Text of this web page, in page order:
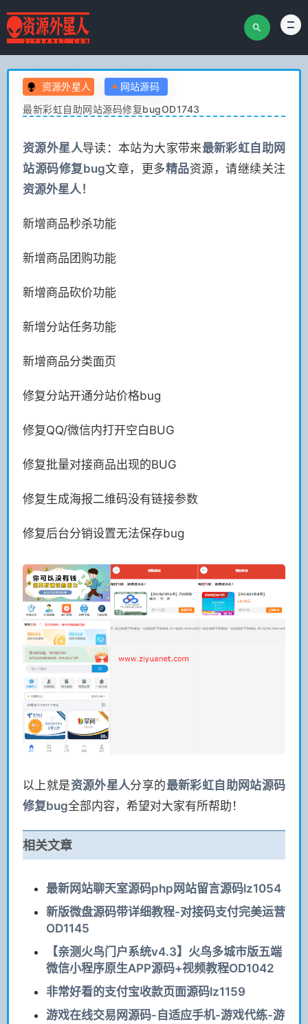
资源外星人
网站源码
最新彩虹自助网站源码修复bugOD1743
资源外星人导读：本站为大家带来最新彩虹自助网
站源码修复bug文章，更多精品资源，请继续关注
资源外星人！
新增商品秒杀功能
新增商品团购功能
新增商品砍价功能
新增分站任务功能
新增商品分类面页
修复分站开通分站价格bug
修复QQ/微信内打开空白BUG
修复批量对接商品出现的BUG
修复生成海报二维码没有链接参数
修复后台分销设置无法保存bug
以上就是资源外星人分享的最新彩虹自助网站源码
修复bug全部内容，希望对大家有所帮助！
相关文章
最新网站聊天室源码php网站留言源码lz1054
新版微盘源码带详细教程-对接码支付完美运营
OD1145
【亲测火鸟门户系统v4.3】火鸟多城市版五端
微信小程序原生APP源码+视频教程OD1042
非常好看的支付宝收款页面源码lz1159
游戏在线交易网源码-自适应手机-游戏代练-游